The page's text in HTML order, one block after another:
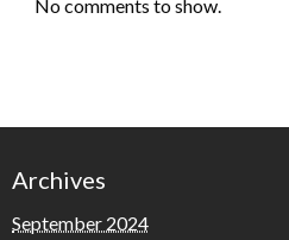
No comments to show.
Archives
September 2024